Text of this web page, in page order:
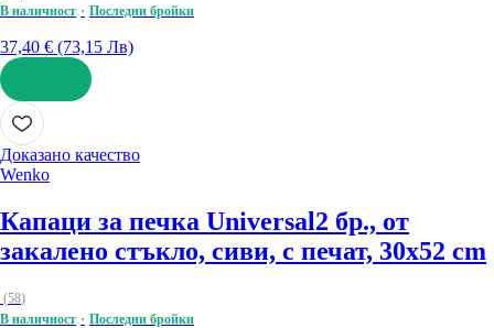
В наличност
Последни бройки
37,40 € (73,15 Лв)
ДОБАВИ
Доказано качество
Wenko
Капаци за печка Universal 2 бр., от
закалено стъкло, сиви, с печат, 30x52 cm
(58)
В наличност
Последни бройки